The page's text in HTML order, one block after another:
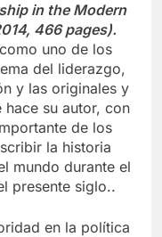
in the Modern
466 pages).
uno de los
del liderazgo,
y las originales y
su autor, con
de los
la historia
mundo durante el
presente siglo..
en la política